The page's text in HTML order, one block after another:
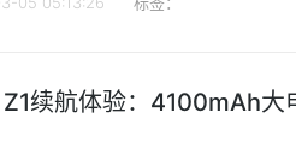
续航体验：4100mAh大